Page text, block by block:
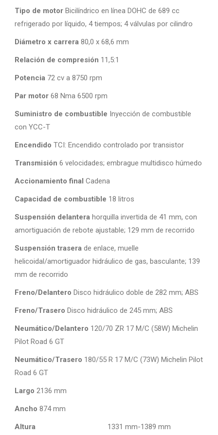
Tipo de motor Bicilíndrico en línea DOHC de 689 cc
refrigerado por líquido, 4 tiempos; 4 válvulas por cilindro
Diámetro x carrera 80,0 x 68,6 mm
Relación de compresión 11,5:1
Potencia 72 cv a 8750 rpm
Par motor 68 Nma 6500 rpm
Suministro de combustible Inyección de combustible
con YCC-T
Encendido TCI: Encendido controlado por transistor
Transmisión 6 velocidades; embrague multidisco húmedo
Accionamiento final Cadena
Capacidad de combustible 18 litros
Suspensión delantera horquilla invertida de 41 mm, con
amortiguación de rebote ajustable; 129 mm de recorrido
Suspensión trasera de enlace, muelle
helicoidal/amortiguador hidráulico de gas, basculante; 139
mm de recorrido
Freno/Delantero Disco hidráulico doble de 282 mm; ABS
Freno/Trasero Disco hidráulico de 245 mm; ABS
Neumático/Delantero 120/70 ZR 17 M/C (58W) Michelin
Pilot Road 6 GT
Neumático/Trasero 180/55 R 17 M/C (73W) Michelin Pilot
Road 6 GT
Largo 2136 mm
Ancho 874 mm
Altura 1331 mm-1389 mm